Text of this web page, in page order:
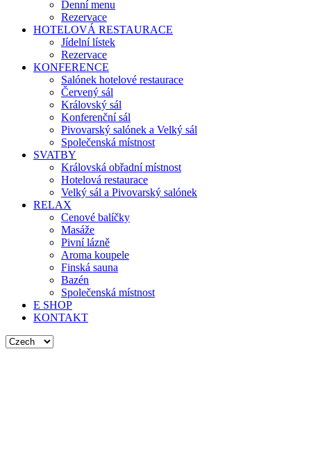
Denní menu
Rezervace
HOTELOVÁ RESTAURACE
Jídelní lístek
Rezervace
KONFERENCE
Salónek hotelové restaurace
Červený sál
Královský sál
Konferenční sál
Pivovarský salónek a Velký sál
Společenská místnost
SVATBY
Královská obřadní místnost
Hotelová restaurace
Velký sál a Pivovarský salónek
RELAX
Cenové balíčky
Masáže
Pivní lázně
Aroma koupele
Finská sauna
Bazén
Společenská místnost
E SHOP
KONTAKT